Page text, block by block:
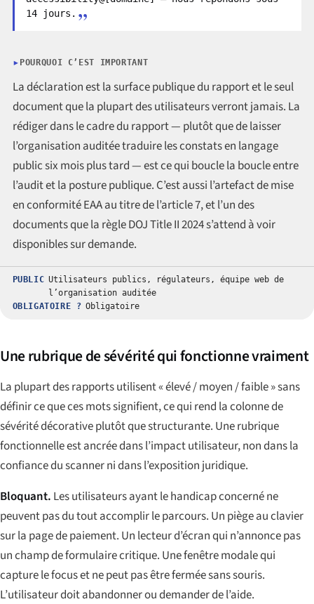
14 jours.
POURQUOI C’EST IMPORTANT
La déclaration est la surface publique du rapport et le seul
document que la plupart des utilisateurs verront jamais. La
rédiger dans le cadre du rapport — plutôt que de laisser
l’organisation auditée traduire les constats en langage
public six mois plus tard — est ce qui boucle la boucle entre
l’audit et la posture publique. C’est aussi l’artefact de mise
en conformité EAA au titre de l’article 7, et l’un des
documents que la règle DOJ Title II 2024 s’attend à voir
disponibles sur demande.
PUBLIC Utilisateurs publics, régulateurs, équipe web de
l’organisation auditée
OBLIGATOIRE ? Obligatoire
Une rubrique de sévérité qui fonctionne vraiment
La plupart des rapports utilisent « élevé / moyen / faible » sans
définir ce que ces mots signifient, ce qui rend la colonne de
sévérité décorative plutôt que structurante. Une rubrique
fonctionnelle est ancrée dans l’impact utilisateur, non dans la
confiance du scanner ni dans l’exposition juridique.
Bloquant. Les utilisateurs ayant le handicap concerné ne
peuvent pas du tout accomplir le parcours. Un piège au clavier
sur la page de paiement. Un lecteur d’écran qui n’annonce pas
un champ de formulaire critique. Une fenêtre modale qui
capture le focus et ne peut pas être fermée sans souris.
L’utilisateur doit abandonner ou demander de l’aide.